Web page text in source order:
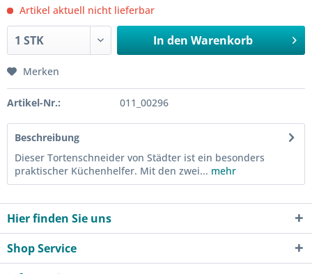
Artikel aktuell nicht lieferbar
In den Warenkorb
Merken
Artikel-Nr.: 011_00296
Beschreibung
Dieser Tortenschneider von Städter ist ein besonders
praktischer Küchenhelfer. Mit den zwei... mehr
Hier finden Sie uns
Shop Service